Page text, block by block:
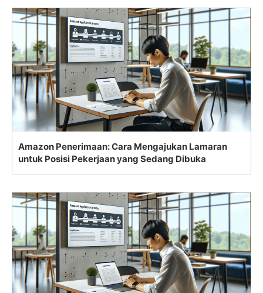
Amazon Penerimaan: Cara Mengajukan Lamaran
untuk Posisi Pekerjaan yang Sedang Dibuka